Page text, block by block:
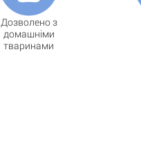
Дозволено з
домашніми
тваринами